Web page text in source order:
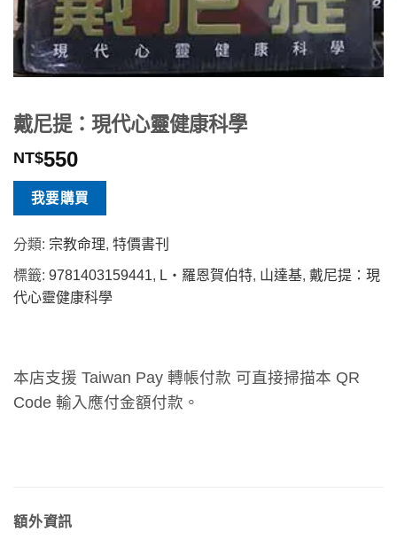
戴尼提：現代心靈健康科學
NT$550
我要購買
分類: 宗教命理, 特價書刊
標籤: 9781403159441, L‧羅恩賀伯特, 山達基, 戴尼提：現
代心靈健康科學
本店支援 Taiwan Pay 轉帳付款 可直接掃描本 QR
Code 輸入應付金額付款。
額外資訊